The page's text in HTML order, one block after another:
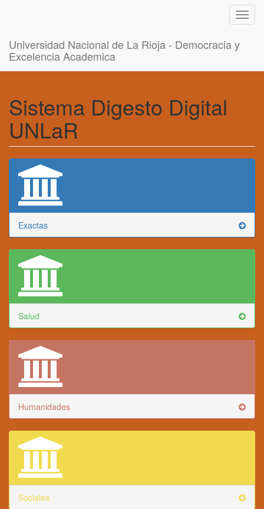
Universidad Nacional de La Rioja - Democracia y
Excelencia Academica
Sistema Digesto Digital
UNLaR
Exactas
Salud
Humanidades
Sociales